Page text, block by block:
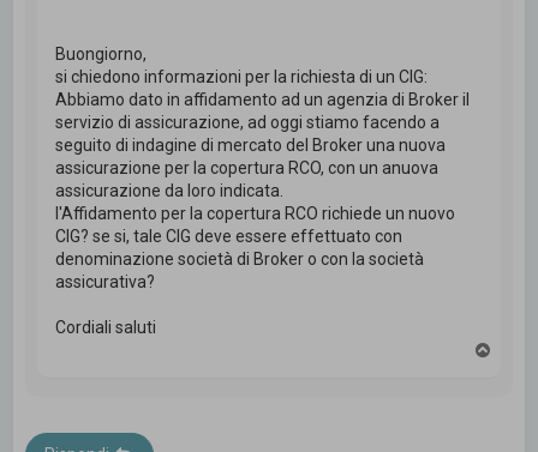
Buongiorno,
si chiedono informazioni per la richiesta di un CIG:
Abbiamo dato in affidamento ad un agenzia di Broker il
servizio di assicurazione, ad oggi stiamo facendo a
seguito di indagine di mercato del Broker una nuova
assicurazione per la copertura RCO, con un anuova
assicurazione da loro indicata.
l'Affidamento per la copertura RCO richiede un nuovo
CIG? se si, tale CIG deve essere effettuato con
denominazione società di Broker o con la società
assicurativa?
Cordiali saluti